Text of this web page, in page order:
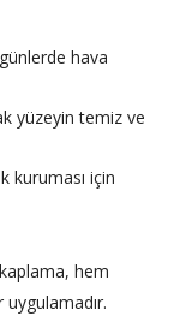
hava
yüzeyin temiz ve
kuruması için
hem